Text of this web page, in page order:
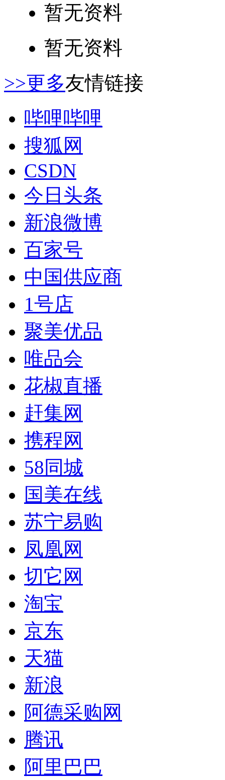
暂无资料
暂无资料
>>更多友情链接
哔哩哔哩
搜狐网
CSDN
今日头条
新浪微博
百家号
中国供应商
1号店
聚美优品
唯品会
花椒直播
赶集网
携程网
58同城
国美在线
苏宁易购
凤凰网
切它网
淘宝
京东
天猫
新浪
阿德采购网
腾讯
阿里巴巴